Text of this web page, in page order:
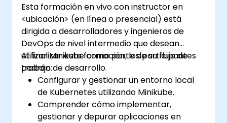
Esta formación en vivo con instructor en
<ubicación> (en línea o presencial) está
dirigida a desarrolladores y ingenieros de
DevOps de nivel intermedio que desean
utilizar Minikube como parte de su flujo de
trabajo de desarrollo.
Al finalizar esta formación, los participantes
podrán:
Configurar y gestionar un entorno local
de Kubernetes utilizando Minikube.
Comprender cómo implementar,
gestionar y depurar aplicaciones en